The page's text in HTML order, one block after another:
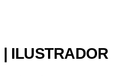
ILUSTRADOR